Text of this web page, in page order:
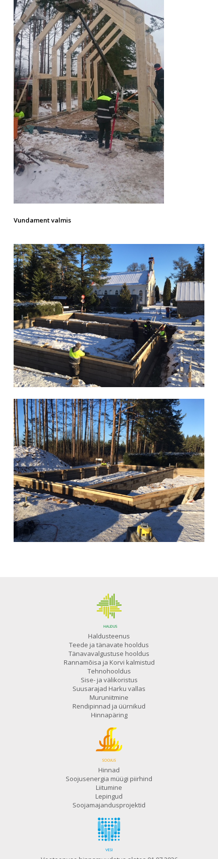
Vundament valmis
Haldusteenus
Teede ja tänavate hooldus
Tänavavalgustuse hooldus
Rannamõisa ja Korvi kalmistud
Tehnohooldus
Sise- ja välikoristus
Suusarajad Harku vallas
Muruniitmine
Rendipinnad ja üürnikud
Hinnapäring
Hinnad
Soojusenergia müügi piirhind
Liitumine
Lepingud
Soojamajandusprojektid